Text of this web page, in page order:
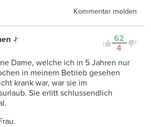
Kommentar melden
62
4
Dame, welche ich in 5 Jahren nur
in meinem Betrieb gesehen
krank war, war sie im
Sie erlitt schlussendlich